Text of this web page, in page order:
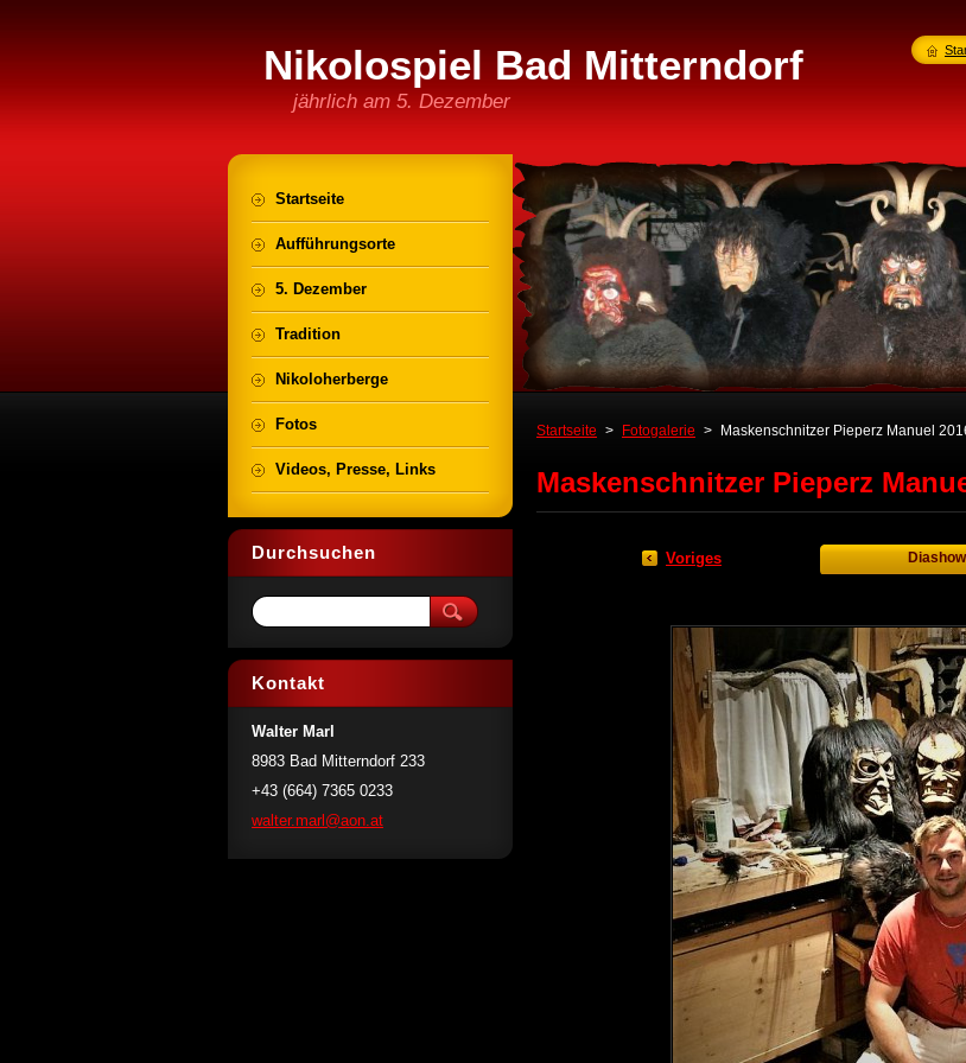
Nikolospiel Bad Mitterndorf
jährlich am 5. Dezember
Startseite > Fotogalerie > Maskenschnitzer Pieperz Manuel
Maskenschnitzer Pieperz
Voriges Diashow
Startseite
Aufführungsorte
5. Dezember
Tradition
Nikoloherberge
Fotos
Videos, Presse, Links
Durchsuchen
Kontakt
Walter Marl
8983 Bad Mitterndorf 233
+43 (664) 7365 0233
walter.marl@aon.at